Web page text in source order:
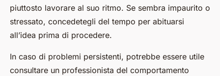
piuttosto lavorare al suo ritmo. Se sembra impaurito o
stressato, concedetegli del tempo per abituarsi
all’idea prima di procedere.
In caso di problemi persistenti, potrebbe essere utile
consultare un professionista del comportamento